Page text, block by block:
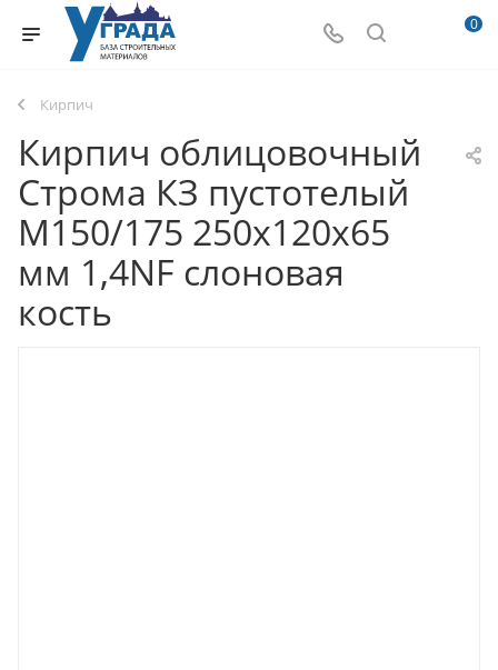
0
Кирпич
Кирпич облицовочный
Строма КЗ пустотелый
М150/175 250х120х65
мм 1,4NF слоновая
кость